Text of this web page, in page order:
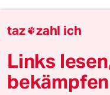
3 Die Wahrheit
56
taz zahl ich
Links
bekämpfen